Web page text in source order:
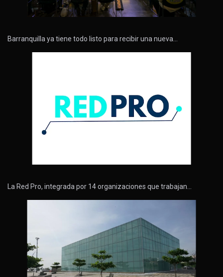
Barranquilla ya tiene todo listo para recibir una nueva…
La Red Pro, integrada por 14 organizaciones que trabajan…